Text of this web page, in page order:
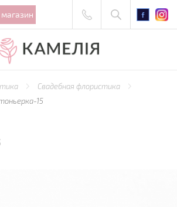
Свадебная флористика
15